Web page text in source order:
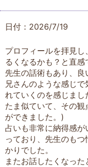
日付：2026/7/19
プロフィールを拝見
るくなるかも？と直感
先生の話術もあり、
兄さんのような感じ
れていくのを感じまし
たま似ていて、その
ができました。)
占いも非常に納得感
っており、先生のも
かりでした。
またお話したくなっ